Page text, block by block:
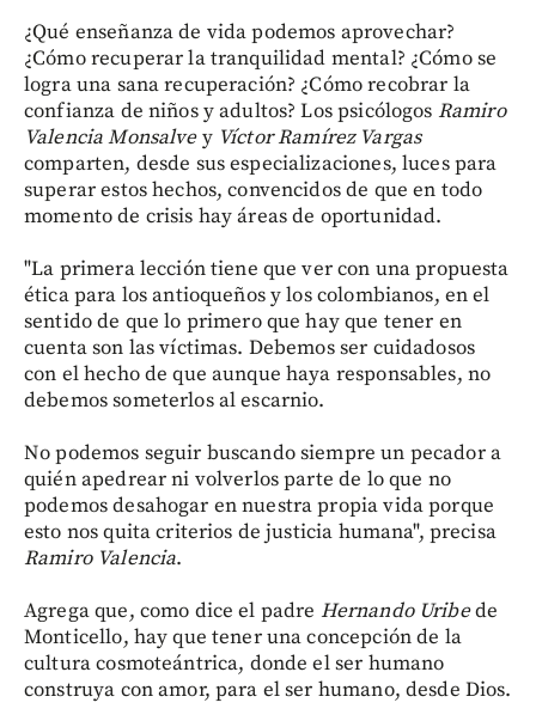
¿Qué enseñanza de vida podemos aprovechar?
¿Cómo recuperar la tranquilidad mental? ¿Cómo se
logra una sana recuperación? ¿Cómo recobrar la
confianza de niños y adultos? Los psicólogos Ramiro
Valencia Monsalvey Víctor Ramírez Vargas
comparten, desde sus especializaciones, luces para
superar estos hechos, convencidos de que en todo
momento de crisis hay áreas de oportunidad.
"La primera lección tiene que ver con una propuesta
ética para los antioqueños y los colombianos, en el
sentido de que lo primero que hay que tener en
cuenta son las víctimas. Debemos ser cuidadosos
con el hecho de que aunque haya responsables, no
debemos someterlos al escarnio.
No podemos seguir buscando siempre un pecador a
quién apedrear ni volverlos parte de lo que no
podemos desahogar en nuestra propia vida porque
esto nos quita criterios de justicia humana", precisa
Ramiro Valencia.
Agrega que, como dice el padre Hernando Uribede
Monticello, hay que tener una concepción de la
cultura cosmoteántrica, donde el ser humano
construya con amor, para el ser humano, desde Dios.